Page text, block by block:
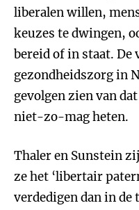
liberalen willen,
keuzes te dwingen,
bereid of in staat.
gezondheidszorg in
gevolgen zien van
niet-zo-mag heten.
Thaler en Sunstein
ze het ‘libertair
verdedigen dan in de